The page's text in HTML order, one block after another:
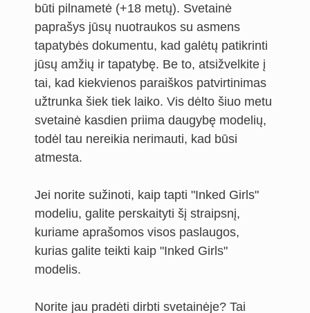
būti pilnametė (+18 metų). Svetainė
paprašys jūsų nuotraukos su asmens
tapatybės dokumentu, kad galėtų patikrinti
jūsų amžių ir tapatybę. Be to, atsižvelkite į
tai, kad kiekvienos paraiškos patvirtinimas
užtrunka šiek tiek laiko. Vis dėlto šiuo metu
svetainė kasdien priima daugybę modelių,
todėl tau nereikia nerimauti, kad būsi
atmesta.
Jei norite sužinoti, kaip tapti "Inked Girls"
modeliu, galite perskaityti šį straipsnį,
kuriame aprašomos visos paslaugos,
kurias galite teikti kaip "Inked Girls"
modelis.
Norite jau pradėti dirbti svetainėje? Tai